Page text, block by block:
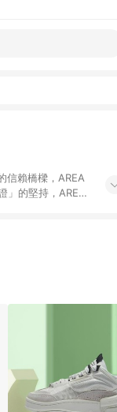
信賴橋樑，AREA
」的堅持，AREA